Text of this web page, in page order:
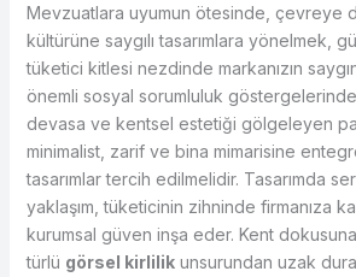
Mevzuatlara uyumun ötesinde, çevreye
kültürüne saygılı tasarımlara yönelmek,
tüketici kitlesi nezdinde markanızın
önemli sosyal sorumluluk
devasa ve kentsel estetiği gölgeleyen
minimalist, zarif ve bina mimarisine
tasarımlar tercih edilmelidir. Tasarımda
yaklaşım, tüketicinin zihninde firmanıza
kurumsal güven inşa eder. Kent
türlü görsel kirlilikunsurundan uzak